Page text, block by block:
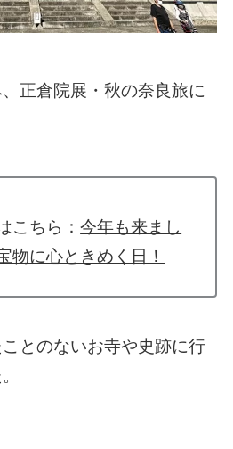
正倉院展・秋の奈良旅に
こちら：今年も来まし
物に心ときめく日！
とのないお寺や史跡に行